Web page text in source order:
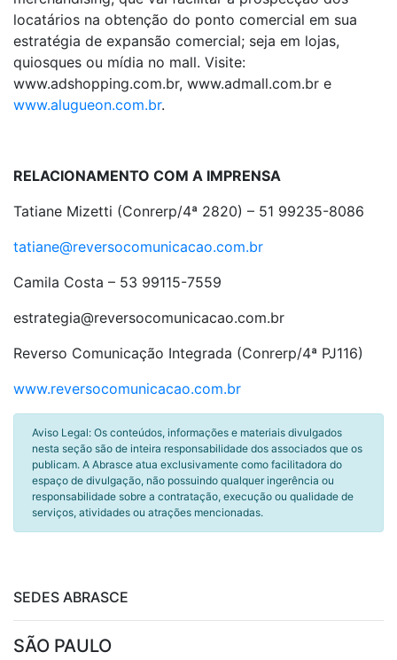
locatários na obtenção do ponto comercial em sua
estratégia de expansão comercial; seja em lojas,
quiosques ou mídia no mall. Visite:
www.adshopping.com.br, www.admall.com.br e
www.alugueon.com.br.
RELACIONAMENTO COM A IMPRENSA
Tatiane Mizetti (Conrerp/4ª 2820) – 51 99235-8086
tatiane@reversocomunicacao.com.br
Camila Costa – 53 99115-7559
estrategia@reversocomunicacao.com.br
Reverso Comunicação Integrada (Conrerp/4ª PJ116)
www.reversocomunicacao.com.br
Aviso Legal: Os conteúdos, informações e materiais divulgados
nesta seção são de inteira responsabilidade dos associados que os
publicam. A Abrasce atua exclusivamente como facilitadora do
espaço de divulgação, não possuindo qualquer ingerência ou
responsabilidade sobre a contratação, execução ou qualidade de
serviços, atividades ou atrações mencionadas.
SEDES ABRASCE
SÃO PAULO